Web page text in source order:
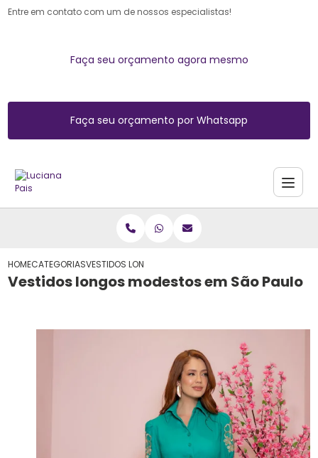
Entre em contato com um de nossos especialistas!
Faça seu orçamento agora mesmo
Faça seu orçamento por Whatsapp
HOMECATEGORIASVESTIDOS LONGOS MODESTOS EM SÃO PAULO
Vestidos longos modestos em São Paulo